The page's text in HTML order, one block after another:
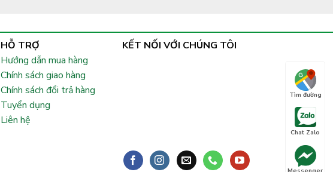
HỖ TRỢ
Hướng dẫn mua hàng
Chính sách giao hàng
Chính sách đổi trả hàng
Tuyển dụng
Liên hệ
KẾT NỐI VỚI CHÚNG TÔI
Tìm đường
Chat Zalo